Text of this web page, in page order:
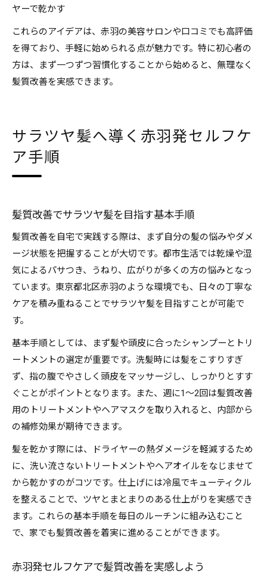
ヤーで乾かす
これらのアイデアは、赤羽の美容サロンや口コミでも高評価
を得ており、手軽に始められる点が魅力です。特に初心者の
方は、まず一つずつ習慣化することから始めると、無理なく
髪質改善を実感できます。
サラツヤ髪へ導く赤羽発セルフケ
ア手順
髪質改善でサラツヤ髪を目指す基本手順
髪質改善を自宅で実践する際は、まず自分の髪の悩みやダメ
ージ状態を把握することが大切です。都市生活では乾燥や湿
気によるパサつき、うねり、広がりが多くの方の悩みとなっ
ています。東京都北区赤羽のような環境でも、日々の丁寧な
ケアを積み重ねることでサラツヤ髪を目指すことが可能で
す。
基本手順としては、まず髪や頭皮に合ったシャンプーとトリ
ートメントの選定が重要です。洗髪時には髪をこすりすぎ
ず、指の腹でやさしく頭皮をマッサージし、しっかりとすす
ぐことがポイントとなります。また、週に1～2回は髪質改善
用のトリートメントやヘアマスクを取り入れると、内部から
の補修効果が期待できます。
髪を乾かす際には、ドライヤーの熱ダメージを軽減するため
に、洗い流さないトリートメントやヘアオイルをなじませて
から乾かすのがコツです。仕上げには冷風でキューティクル
を整えることで、ツヤとまとまりのある仕上がりを実感でき
ます。これらの基本手順を毎日のルーチンに組み込むこと
で、家でも髪質改善を着実に進めることができます。
赤羽発セルフケアで髪質改善を実感しよう